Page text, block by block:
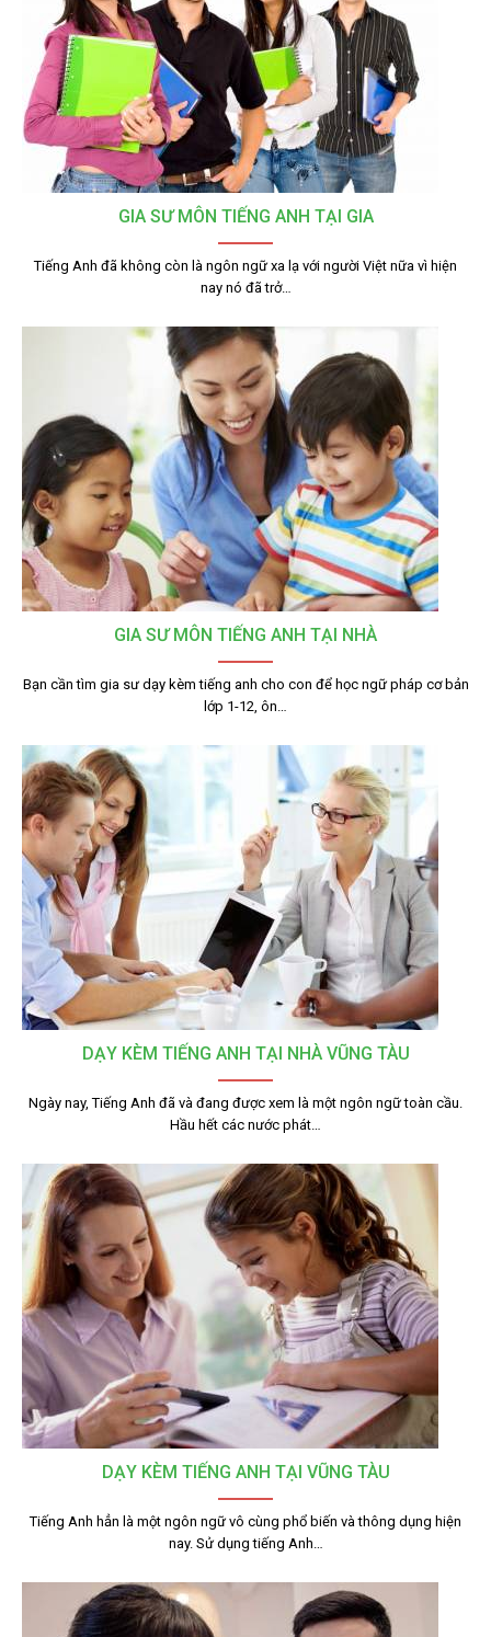
GIA SƯ MÔN TIẾNG ANH TẠI GIA
Tiếng Anh đã không còn là ngôn ngữ xa lạ với người Việt nữa vì hiện
nay nó đã trở…
GIA SƯ MÔN TIẾNG ANH TẠI NHÀ
Bạn cần tìm gia sư dạy kèm tiếng anh cho con để học ngữ pháp cơ bản
lớp 1-12, ôn…
DẠY KÈM TIẾNG ANH TẠI NHÀ VŨNG TÀU
Ngày nay, Tiếng Anh đã và đang được xem là một ngôn ngữ toàn cầu.
Hầu hết các nước phát…
DẠY KÈM TIẾNG ANH TẠI VŨNG TÀU
Tiếng Anh hẳn là một ngôn ngữ vô cùng phổ biến và thông dụng hiện
nay. Sử dụng tiếng Anh…